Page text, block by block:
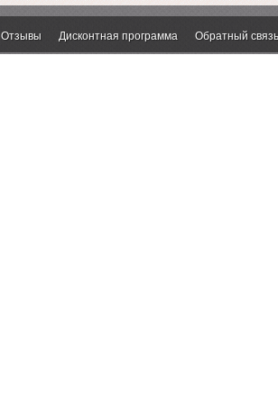
Отзывы Дисконтная программа Обратный связь